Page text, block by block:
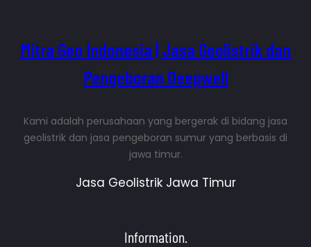
Mitra Geo Indonesia | Jasa Geolistrik dan
Pengeboran Deepwell
Kami adalah perusahaan yang bergerak di bidang jasa
geolistrik dan jasa pengeboran sumur yang berbasis di
jawa timur.
Jasa Geolistrik Jawa Timur
Information.